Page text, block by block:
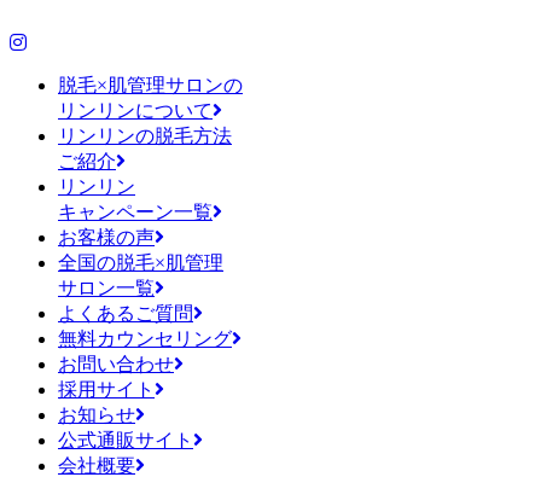
脱毛×肌管理サロンの
リンリンについて
リンリンの脱毛方法
ご紹介
リンリン
キャンペーン一覧
お客様の声
全国の脱毛×肌管理
サロン一覧
よくあるご質問
無料カウンセリング
お問い合わせ
採用サイト
お知らせ
公式通販サイト
会社概要